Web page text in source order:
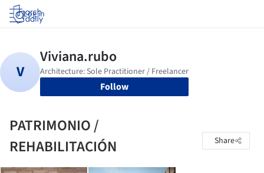
Log in
Follow
PATRIMONIO /
REHABILITACIÓN
Share